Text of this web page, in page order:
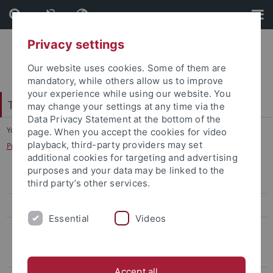
Skip
to
content
Skip
to
footer
Tübingen School of Education (TüSE)
You are here: Startseite
...
Projekt StArt Friedensbildung der Berghof Foundation
Linie 1: Laufende Projekte
MINT-ProNeD - Professionelle Netzwerke zur Förderung adaptiver,
Lehrpersonenbildung
Privacy settings
Our website uses cookies. Some of them are
mandatory, while others allow us to improve
your experience while using our website. You
may change your settings at any time via the
Data Privacy Statement at the bottom of the
page. When you accept the cookies for video
playback, third-party providers may set
additional cookies for targeting and advertising
purposes and your data may be linked to the
third party’s other services.
Essential Videos